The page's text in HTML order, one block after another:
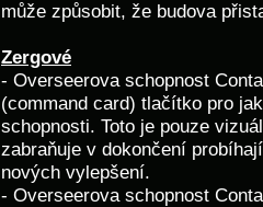
může způsobit, že budova
Zergové
- Overseerova schopnost
(command card) tlačítko pro
schopnosti. Toto je pouze
zabraňuje v dokončení
nových vylepšení.
- Overseerova schopnost